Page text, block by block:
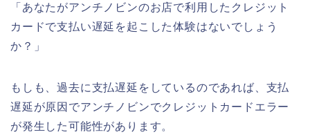
「あなたがアンチノビンのお店で利用したクレジット
カードで支払い遅延を起こした体験はないでしょう
か？」
もしも、過去に支払遅延をしているのであれば、支払
遅延が原因でアンチノビンでクレジットカードエラー
が発生した可能性があります。